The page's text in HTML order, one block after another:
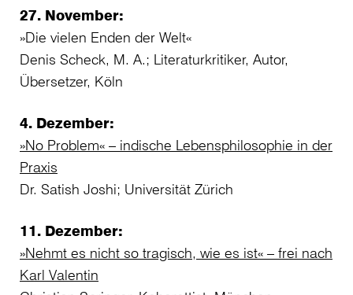
27. November:
»Die vielen Enden der Welt«
Denis Scheck, M. A.; Literaturkritiker, Autor,
Übersetzer, Köln
4. Dezember:
»No Problem« – indische Lebensphilosophie in der
Praxis
Dr. Satish Joshi; Universität Zürich
11. Dezember:
»Nehmt es nicht so tragisch, wie es ist« – frei nach
Karl Valentin